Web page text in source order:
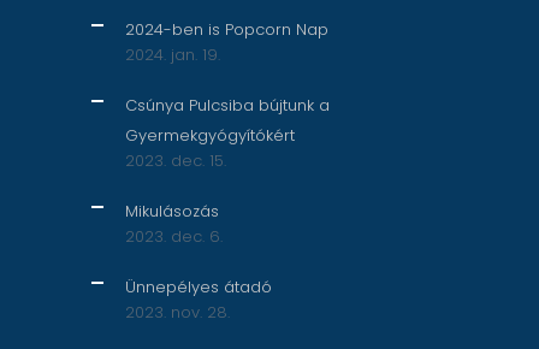
2024-ben is Popcorn Nap
2024. jan. 19.
Csúnya Pulcsiba bújtunk a
Gyermekgyógyítókért
2023. dec. 15.
Mikulásozás
2023. dec. 6.
Ünnepélyes átadó
2023. nov. 28.